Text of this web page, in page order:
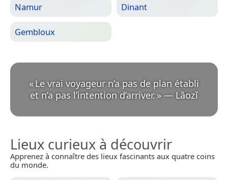
Namur Dinant
Gembloux
«Le vrai voyageur n’a pas de plan établi
et n’a pas l’intention d’arriver. » — Lǎozǐ
Lieux curieux à découvrir
Apprenez à connaître des lieux fascinants aux quatre coins
du monde.